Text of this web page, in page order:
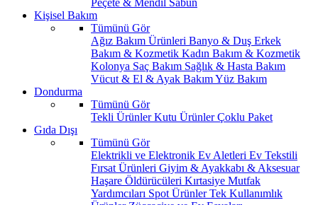
Kişisel Bakım
Tümünü Gör
Ağız Bakım Ürünleri Banyo & Duş Erkek
Bakım & Kozmetik Kadın Bakım & Kozmetik
Kolonya Saç Bakım Sağlık & Hasta Bakım
Vücut & El & Ayak BakımYüz Bakım
Dondurma
Tümünü Gör
Tekli ÜrünlerKutu ÜrünlerÇoklu Paket
Gıda Dışı
Tümünü Gör
Elektrikli ve Elektronik Ev Aletleri Ev Tekstili
Fırsat Ürünleri Giyim & Ayakkabı & Aksesuar
Haşare Öldürücüleri Kırtasiye Mutfak
Yardımcıları Spot ÜrünlerTek Kullanımlık